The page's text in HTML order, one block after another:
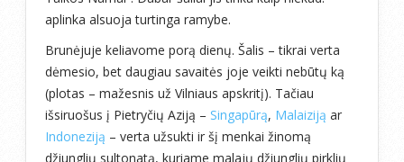
aplinka alsuoja turtinga ramybe.
Brunėjuje keliavome porą dienų. Šalis – tikrai verta
dėmesio, bet daugiau savaitės joje veikti nebūtų ką
(plotas – mažesnis už Vilniaus apskritį). Tačiau
išsiruošus į Pietryčių Aziją – Singapūrą, Malaiziją ar
Indoneziją – verta užsukti ir šį menkai žinomą
džiunglių sultonatą, kuriame malajų džiunglių pirklių